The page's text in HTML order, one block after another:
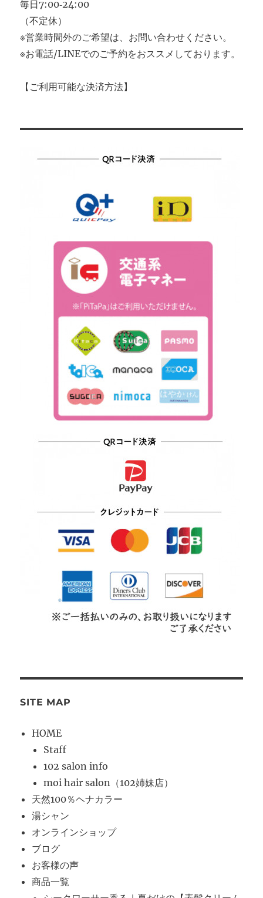
毎日7:00‐24:00
（不定休）
※営業時間外のご希望は、お問い合わせください。
※お電話/LINEでのご予約をおススメしております。
【ご利用可能な決済方法】
SITE MAP
HOME
Staff
102 salon info
moi hair salon（102姉妹店）
天然100％ヘナカラー
湯シャン
オンラインショップ
ブログ
お客様の声
商品一覧